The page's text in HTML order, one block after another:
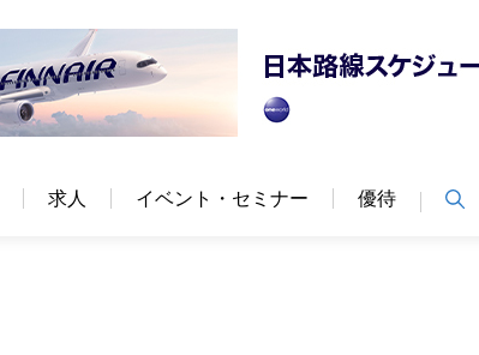
求人 イベント・セミナー 優待